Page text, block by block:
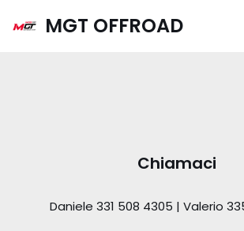
MGT OFFROAD
Chiamaci
Daniele 331 508 4305 | Valerio